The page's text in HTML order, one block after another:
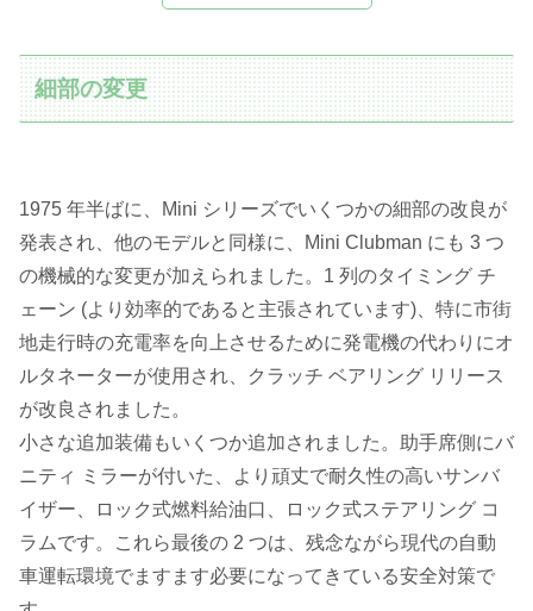
細部の変更
1975 年半ばに、Mini シリーズでいくつかの細部の改良が
発表され、他のモデルと同様に、Mini Clubman にも 3 つ
の機械的な変更が加えられました。1 列のタイミング チ
ェーン (より効率的であると主張されています)、特に市街
地走行時の充電率を向上させるために発電機の代わりにオ
ルタネーターが使用され、クラッチ ベアリング リリース
が改良されました。
小さな追加装備もいくつか追加されました。助手席側にバ
ニティ ミラーが付いた、より頑丈で耐久性の高いサンバ
イザー、ロック式燃料給油口、ロック式ステアリング コ
ラムです。これら最後の 2 つは、残念ながら現代の自動
車運転環境でますます必要になってきている安全対策で